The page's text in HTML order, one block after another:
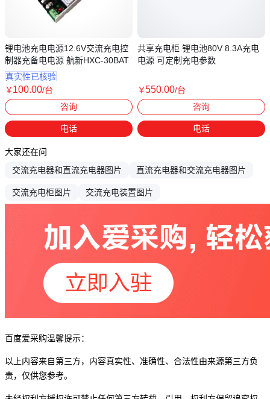
锂电池充电电源12.6V交流充电控
制器充备电电源 航新HXC-30BAT
真实性已核验
￥100.00/台
山东济南
咨询
电话
共享充电柜 锂电池80V 8.3A充电
电源 可定制充电参数
￥550.00/台
山东济南
咨询
电话
大家还在问
交流充电器和直流充电器图片
直流充电器和交流充电器图片
交流充电柜图片 交流充电装置图片
百度爱采购温馨提示：
以上内容来自第三方，内容真实性、准确性、合法性由来源第三方负
责，仅供您参考。